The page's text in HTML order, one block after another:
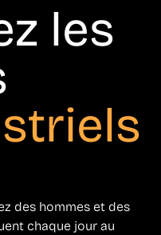
les
des hommes et des
chaque jour au